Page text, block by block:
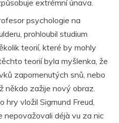
extrémní únava.
psychologie na
prohloubil studium
teorií, které by mohly
teorií byla myšlenka, že
zapomenutých snů, nebo
někdo zažije nový obraz.
hry vložil Sigmund Freud,
nepovažovali déjà vu za nic